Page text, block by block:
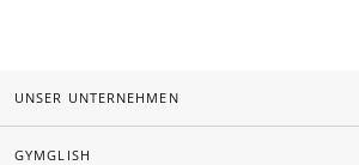
UNSER UNTERNEHMEN
GYMGLISH